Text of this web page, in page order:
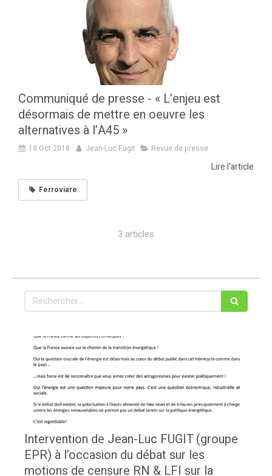
Communiqué de presse - « L’enjeu est
désormais de mettre en oeuvre les
alternatives à l’A45 »
18 Oct 2018 Jean-Luc Fugit Revue de presse
Lire l'article
Ferroviare
3 articles
Rechercher
Intervention de Jean-Luc FUGIT (groupe
EPR) à l’occasion du débat sur les
motions de censure RN & LFI sur la